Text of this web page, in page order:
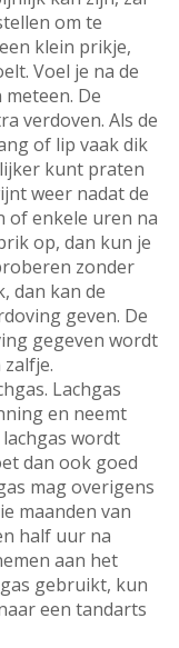
om te
klein prikje,
Voel je na de
De
verdoven. Als de
of lip vaak dik
kunt praten
weer nadat de
of enkele uren na
op, dan kun je
zonder
dan kan de
geven. De
gegeven wordt
Lachgas
en neemt
wordt
dan ook goed
mag overigens
maanden van
half uur na
aan het
gebruikt, kun
een tandarts